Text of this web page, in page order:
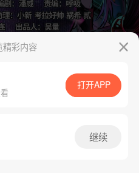
App免费看
腾漫App免费看
精彩内容
打开APP
继续